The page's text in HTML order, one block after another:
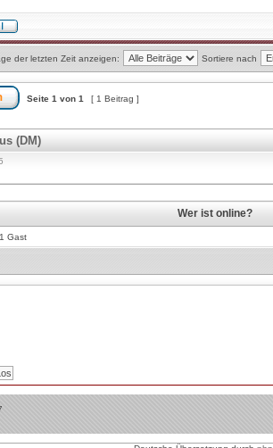
der letzten Zeit anzeigen: Sortiere nach
Seite 1 von 1 [ 1 Beitrag ]
(DM)
Wer ist online?
Gast